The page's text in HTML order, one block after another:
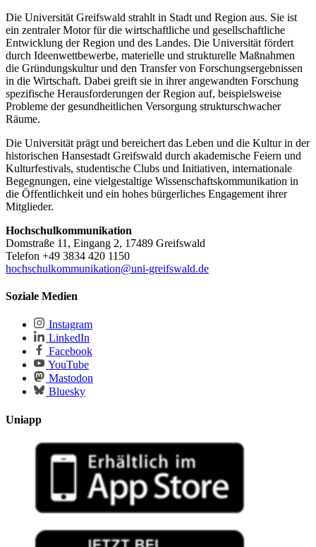
Die Universität Greifswald strahlt in Stadt und Region aus. Sie ist
ein zentraler Motor für die wirtschaftliche und gesellschaftliche
Entwicklung der Region und des Landes. Die Universität fördert
durch Ideenwettbewerbe, materielle und strukturelle Maßnahmen
die Gründungskultur und den Transfer von Forschungsergebnissen
in die Wirtschaft. Dabei greift sie in ihrer angewandten Forschung
spezifische Herausforderungen der Region auf, beispielsweise
Probleme der gesundheitlichen Versorgung strukturschwacher
Räume.
Die Universität prägt und bereichert das Leben und die Kultur in der
historischen Hansestadt Greifswald durch akademische Feiern und
Kulturfestivals, studentische Clubs und Initiativen, internationale
Begegnungen, eine vielgestaltige Wissenschaftskommunikation in
die Öffentlichkeit und ein hohes bürgerliches Engagement ihrer
Mitglieder.
Hochschulkommunikation
Domstraße 11, Eingang 2, 17489 Greifswald
Telefon +49 3834 420 1150
hochschulkommunikation@uni-greifswald.de
Soziale Medien
Instagram
LinkedIn
Facebook
YouTube
Mastodon
Bluesky
Uniapp